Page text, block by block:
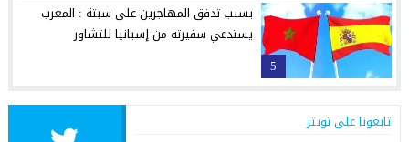
5
بسبب تدفق المهاجرين على سبتة : المغرب
يستدعي سفيرته من إسبانيا للتشاور
تابعونا على تويتر